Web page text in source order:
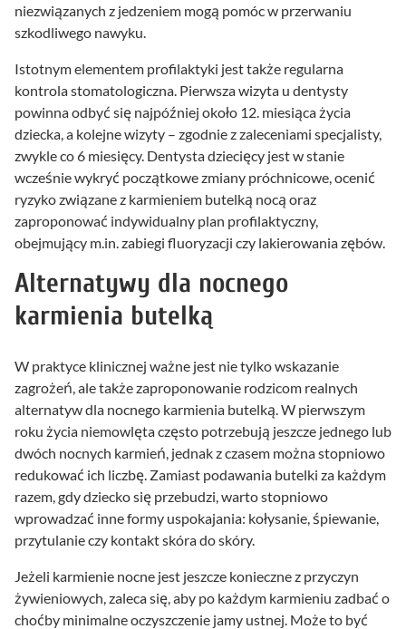
niezwiązanych z jedzeniem mogą pomóc w przerwaniu
szkodliwego nawyku.
Istotnym elementem profilaktyki jest także regularna
kontrola stomatologiczna. Pierwsza wizyta u dentysty
powinna odbyć się najpóźniej około 12. miesiąca życia
dziecka, a kolejne wizyty – zgodnie z zaleceniami specjalisty,
zwykle co 6 miesięcy. Dentysta dziecięcy jest w stanie
wcześnie wykryć początkowe zmiany próchnicowe, ocenić
ryzyko związane z karmieniem butelką nocą oraz
zaproponować indywidualny plan profilaktyczny,
obejmujący m.in. zabiegi fluoryzacji czy lakierowania zębów.
Alternatywy dla nocnego
karmienia butelką
W praktyce klinicznej ważne jest nie tylko wskazanie
zagrożeń, ale także zaproponowanie rodzicom realnych
alternatyw dla nocnego karmienia butelką. W pierwszym
roku życia niemowlęta często potrzebują jeszcze jednego lub
dwóch nocnych karmień, jednak z czasem można stopniowo
redukować ich liczbę. Zamiast podawania butelki za każdym
razem, gdy dziecko się przebudzi, warto stopniowo
wprowadzać inne formy uspokajania: kołysanie, śpiewanie,
przytulanie czy kontakt skóra do skóry.
Jeżeli karmienie nocne jest jeszcze konieczne z przyczyn
żywieniowych, zaleca się, aby po każdym karmieniu zadbać o
choćby minimalne oczyszczenie jamy ustnej. Może to być